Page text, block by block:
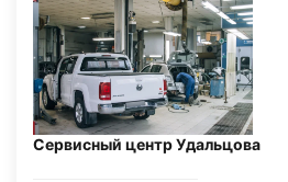
Сервисный центр Удальцова